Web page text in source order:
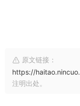
原文链接：
https://
注明出处。